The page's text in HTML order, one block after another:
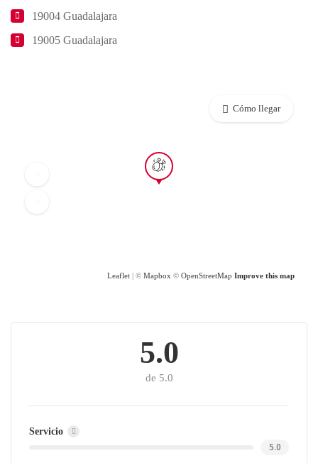
19004 Guadalajara
19005 Guadalajara
Leaflet | © Mapbox © OpenStreetMap Improve this map
Cómo llegar
5.0
de 5.0
Servicio
5.0